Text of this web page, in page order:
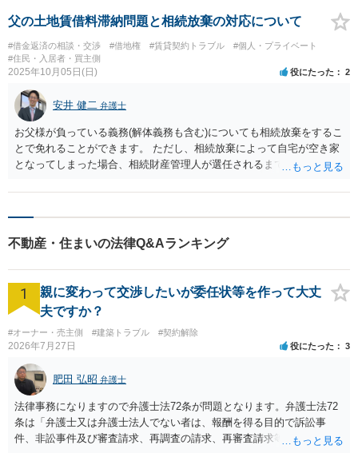
父の土地賃借料滞納問題と相続放棄の対応について
#借金返済の相談・交渉 #借地権 #賃貸契約トラブル
#個人・プライベート
#住民・入居者・買主側
2025年10月05日(日) 役にたった 2
安井 健二 弁護士
お父様が負っている義務(解体義務も含む)についても相続放棄をするこ
とで免れることができます。 ただし、相続放棄によって自宅が空き家
となってしまった場合、相続財産管理人が選任されるまで、管理義務
父様の私物は基本的に放置しておいたほうがよいでしょう。 下手に処
討していると伝え、相続放棄後は相続放棄申述証明書の控えを交付す
不動産・住まいの法律Q&Aランキング
1
親に変わって交渉したいが委任状等を作って大丈
夫ですか？
#オーナー・売主側 #建築トラブル #契約解除
2026年7月27日 役にたった 3
肥田 弘昭 弁護士
法律事務になりますので弁護士法72条が問題となります。弁護士法72
条は「弁護士又は弁護士法人でない者は、報酬を得る目的で訴訟事
件、非訟事件及び審査請求、再調査の請求、再審査請求等行政庁に対